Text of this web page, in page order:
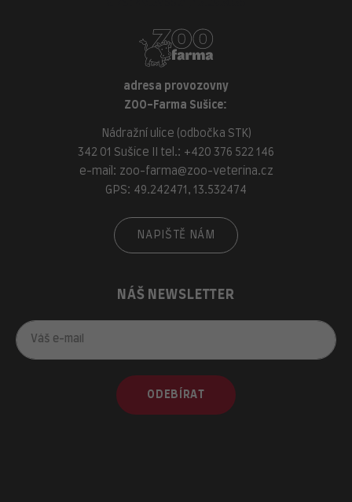
adresa provozovny
ZOO-Farma Sušice:
Nádražní ulice (odbočka STK)
342 01 Sušice II tel.: +420 376 522 146
e-mail: zoo-farma@zoo-veterina.cz
GPS: 49.242471, 13.532474
NAPIŠTĚ NÁM
NÁŠ NEWSLETTER
ODEBÍRAT